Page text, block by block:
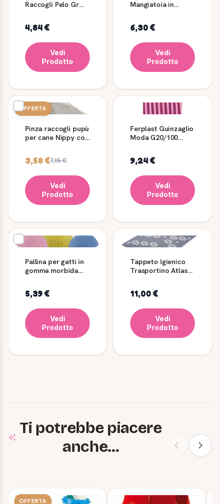
Raccogli Pelo Gr
4,84 €
Vedi
Prodotto
Mangiatoia in
6,30 €
Vedi
Prodotto
OFFERTA
Pinza raccogli pupù
per cane Nippy con
3,58 €7,15 €
Vedi
Prodotto
Ferplast Guinzaglio
Moda G20/100
9,24 €
Vedi
Prodotto
Pallina per gatti in
gomma morbida
5,39 €
Vedi
Prodotto
Tappeto Igienico
Trasportino Atlas
Large / Maxi -
11,00 €
Vedi
Prodotto
Ti potrebbe piacere
anche...
OFFERTA